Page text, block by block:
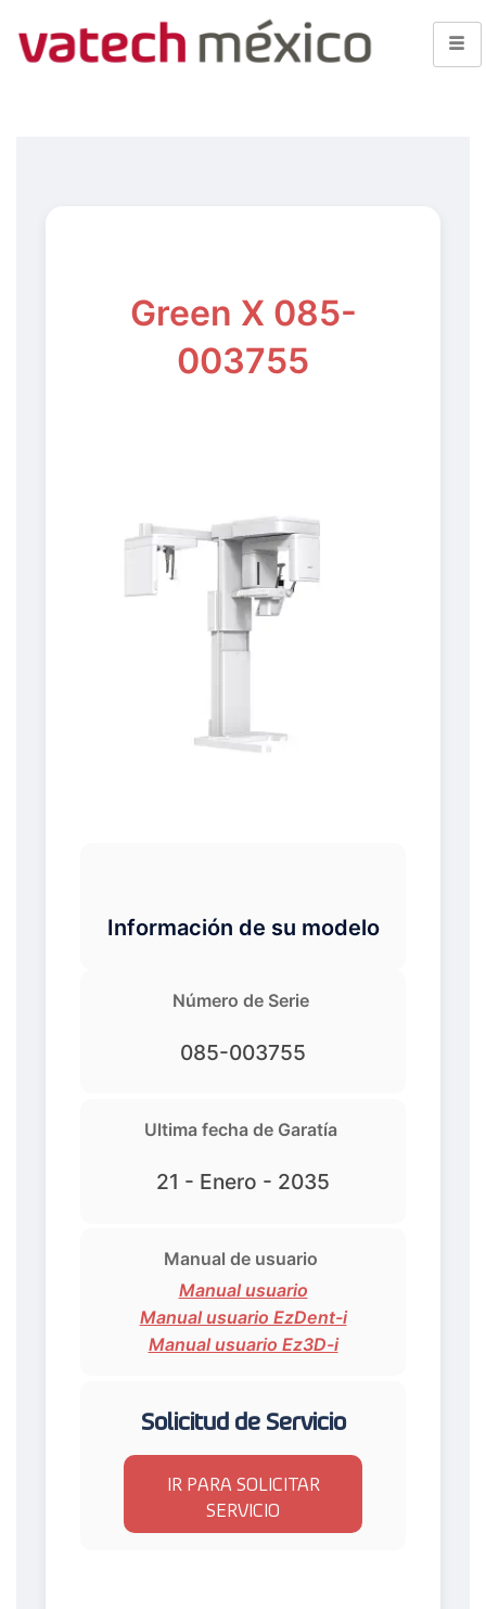
Green X 085-
003755
Información de su modelo
Número de Serie
085-003755
Ultima fecha de Garatía
21 - Enero - 2035
Manual de usuario
Manual usuario
Manual usuario EzDent-i
Manual usuario Ez3D-i
Solicitud de Servicio
IR PARA SOLICITAR
SERVICIO